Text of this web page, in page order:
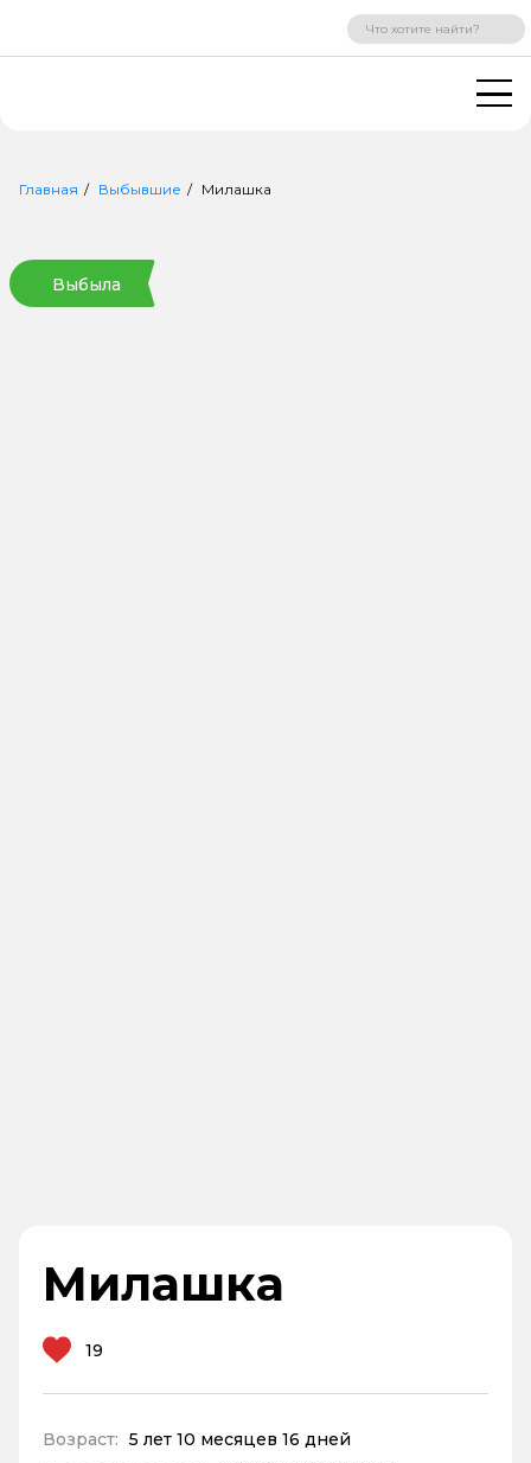
ВХОД РЕГИСТРАЦИЯ
Главная Выбывшие Милашка
Выбыла
Милашка
19
Возраст: 5 лет 10 месяцев 16 дней